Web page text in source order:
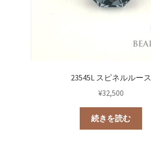
23545L スピネルルース
¥32,500
続きを読む